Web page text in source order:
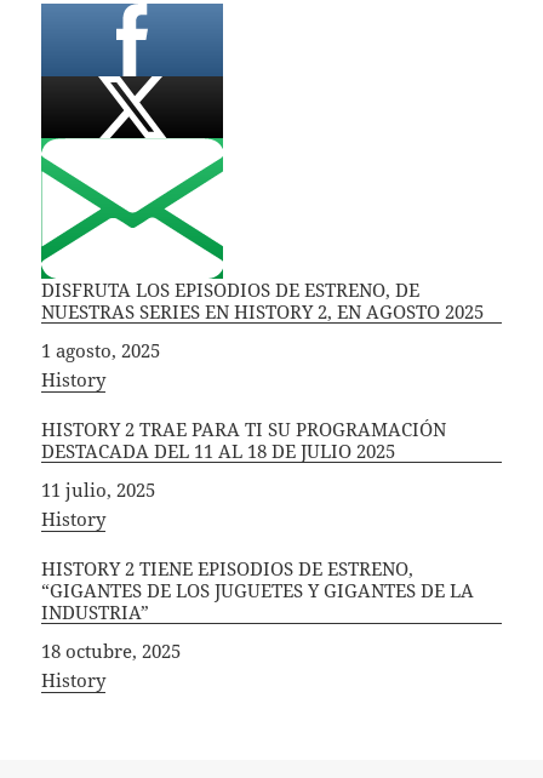
DISFRUTA LOS EPISODIOS DE ESTRENO, DE
NUESTRAS SERIES EN HISTORY 2, EN AGOSTO 2025
Fecha
1 agosto, 2025
In relation to
History
HISTORY 2 TRAE PARA TI SU PROGRAMACIÓN
DESTACADA DEL 11 AL 18 DE JULIO 2025
Fecha
11 julio, 2025
In relation to
History
HISTORY 2 TIENE EPISODIOS DE ESTRENO,
“GIGANTES DE LOS JUGUETES Y GIGANTES DE LA
INDUSTRIA”
Fecha
18 octubre, 2025
In relation to
History